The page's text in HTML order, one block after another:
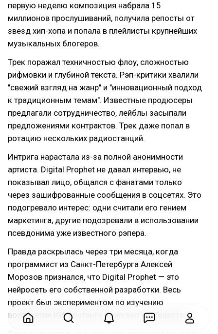
первую неделю композиция набрала 15
миллионов прослушиваний, получила репосты от
звезд хип-хопа и попала в плейлисты крупнейших
музыкальных блогеров.
Трек поражал техничностью флоу, сложностью
рифмовки и глубиной текста. Рэп-критики хвалили
"свежий взгляд на жанр" и "инновационный подход
к традиционным темам". Известные продюсеры
предлагали сотрудничество, лейблы засыпали
предложениями контрактов. Трек даже попал в
ротацию нескольких радиостанций.
Интрига нарастала из-за полной анонимности
артиста. Digital Prophet не давал интервью, не
показывал лицо, общался с фанатами только
через зашифрованные сообщения в соцсетях. Это
подогревало интерес: одни считали его гением
маркетинга, другие подозревали в использовании
псевдонима уже известного рэпера.
Правда раскрылась через три месяца, когда
программист из Санкт-Петербурга Алексей
Морозов признался, что Digital Prophet — это
нейросеть его собственной разработки. Весь
проект был экспериментом по изучению
восприятия ИИ-контента в хип-хоп сообществе.